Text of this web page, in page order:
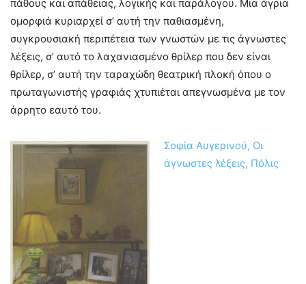
πάθους και απάθειας, λογικής και παράλογου. Μια άγρια
ομορφιά κυριαρχεί σ’ αυτή την παθιασμένη,
συγκρουσιακή περιπέτεια των γνωστών με τις άγνωστες
λέξεις, σ’ αυτό το λαχανιασμένο θρίλερ που δεν είναι
θρίλερ, σ’ αυτή την ταραχώδη θεατρική πλοκή όπου ο
πρωταγωνιστής γραφιάς χτυπιέται απεγνωσμένα με τον
άρρητο εαυτό του.
Σοφία Αυγερινού, Οι
άγνωστες λέξεις, Πόλις